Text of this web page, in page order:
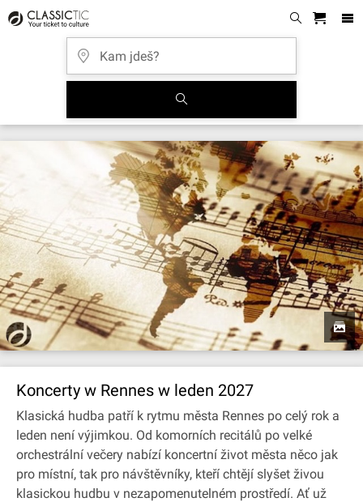
Koncerty w Rennes w leden 2027
Klasická hudba patří k rytmu města Rennes po celý rok a
leden není výjimkou. Od komorních recitálů po velké
orchestrální večery nabízí koncertní život města něco jak
pro místní, tak pro návštěvníky, kteří chtějí slyšet živou
klasickou hudbu v nezapomenutelném prostředí. Ať už